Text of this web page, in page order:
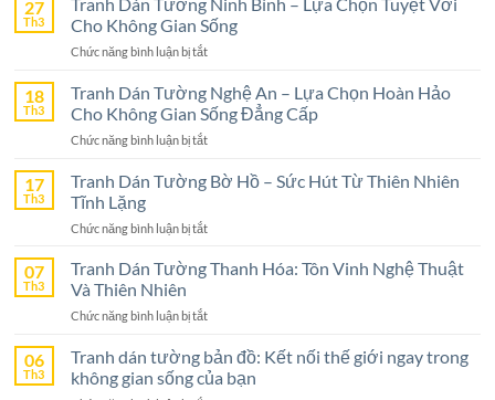
27
Th3
Cho Không Gian Sống
Chức năng bình luận bị tắtở
Dán
Tường
Ninh
Bình
Lựa
Không
Sống
18
Th3
Tranh Dán Tường Nghệ An – Lựa Chọn Hoàn Hảo
Cho Không Gian Sống Đẳng Cấp
Chức năng bình luận bị tắtở
Dán
Tường
An
Lựa
Không
Gian
17
Th3
Tranh Dán Tường Bờ Hồ – Sức Hút Từ Thiên Nhiên
Tĩnh Lặng
Chức năng bình luận bị tắtở
Dán
Hồ
Sức
Hút
07
Th3
Tranh Dán Tường Thanh Hóa: Tôn Vinh Nghệ Thuật
Và Thiên Nhiên
Chức năng bình luận bị tắtở
Dán
Tường
06
Th3
Tranh dán tường bản đồ: Kết nối thế giới ngay trong
không gian sống của bạn